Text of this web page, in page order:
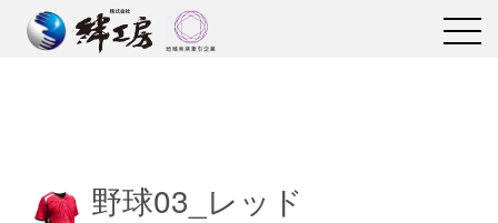
野球03_レッド